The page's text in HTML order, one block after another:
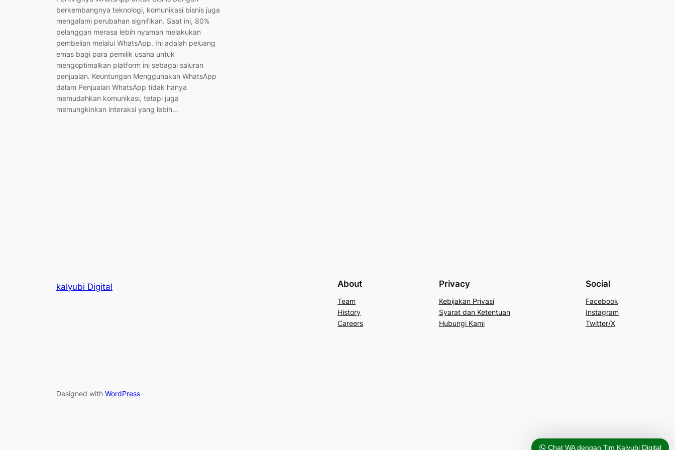
Chat WA dengan Tim Kalyubi Digital
berkembangnya teknologi, komunikasi bisnis juga
mengalami perubahan signifikan. Saat ini, 80%
pelanggan merasa lebih nyaman melakukan
pembelian melalui WhatsApp. Ini adalah peluang
emas bagi para pemilik usaha untuk
mengoptimalkan platform ini sebagai saluran
penjualan. Keuntungan Menggunakan WhatsApp
dalam Penjualan WhatsApp tidak hanya
memudahkan komunikasi, tetapi juga
memungkinkan interaksi yang lebih…
kalyubi Digital About
Team
History
Careers
Privacy
Kebijakan Privasi
Syarat dan Ketentuan
Hubungi Kami
Social
Facebook
Instagram
Twitter/X
Designed with WordPress